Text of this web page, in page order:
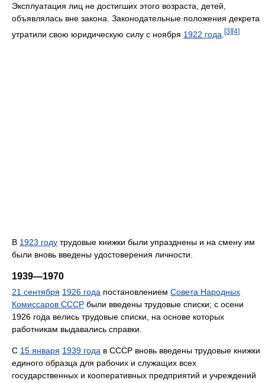
Эксплуатация лиц не достигших этого возраста, детей,
объявлялась вне закона. Законодательные положения декрета
утратили свою юридическую силу с ноября 1922 года [3][4]
В 1923 году трудовые книжки были упразднены и на смену им
были вновь введены удостоверения личности.
1939—1970
21 сентября 1926 года постановлением Совета Народных
Комиссаров СССР были введены трудовые списки; с осени
1926 года велись трудовые списки, на основе которых
работникам выдавались справки.
С 15 января 1939 года в СССР вновь введены трудовые книжки
единого образца для рабочих и служащих всех
государственных и кооперативных предприятий и учреждений